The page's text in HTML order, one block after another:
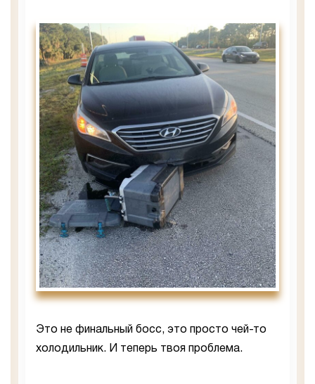
Это не финальный босс, это просто чей-то
холодильник. И теперь твоя проблема.